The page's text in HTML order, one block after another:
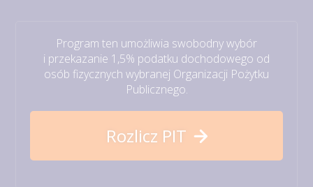
Program ten umożliwia swobodny wybór
i przekazanie 1,5% podatku dochodowego od
osób fizycznych wybranej Organizacji Pożytku
Publicznego.
Rozlicz PIT